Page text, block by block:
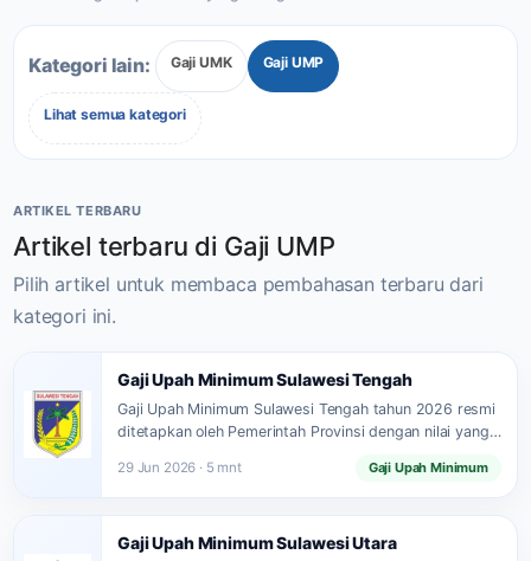
Kategori lain: Gaji UMK Gaji UMP
Lihat semua kategori
ARTIKEL TERBARU
Artikel terbaru di Gaji UMP
Pilih artikel untuk membaca pembahasan terbaru dari
kategori ini.
Gaji Upah Minimum Sulawesi Tengah
Gaji Upah Minimum Sulawesi Tengah tahun 2026 resmi
ditetapkan oleh Pemerintah Provinsi dengan nilai yang
29 Jun 2026 · 5 mnt Gaji Upah Minimum
Gaji Upah Minimum Sulawesi Utara